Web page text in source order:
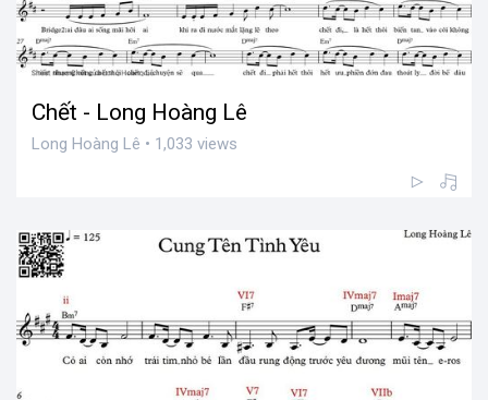
Chết - Long Hoàng Lê
Long Hoàng Lê • 1,033 views